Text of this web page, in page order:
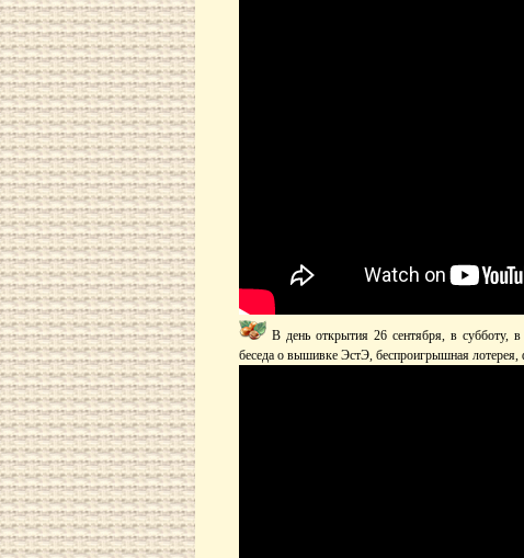
В день открытия 26 сентября, в субботу, в
беседа о вышивке ЭстЭ, беспроигрышная